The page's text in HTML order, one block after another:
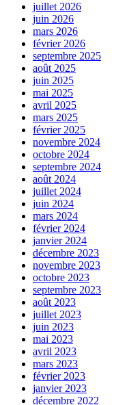
juillet 2026
juin 2026
mars 2026
février 2026
septembre 2025
août 2025
juin 2025
mai 2025
avril 2025
mars 2025
février 2025
novembre 2024
octobre 2024
septembre 2024
août 2024
juillet 2024
juin 2024
mars 2024
février 2024
janvier 2024
décembre 2023
novembre 2023
octobre 2023
septembre 2023
août 2023
juillet 2023
juin 2023
mai 2023
avril 2023
mars 2023
février 2023
janvier 2023
décembre 2022